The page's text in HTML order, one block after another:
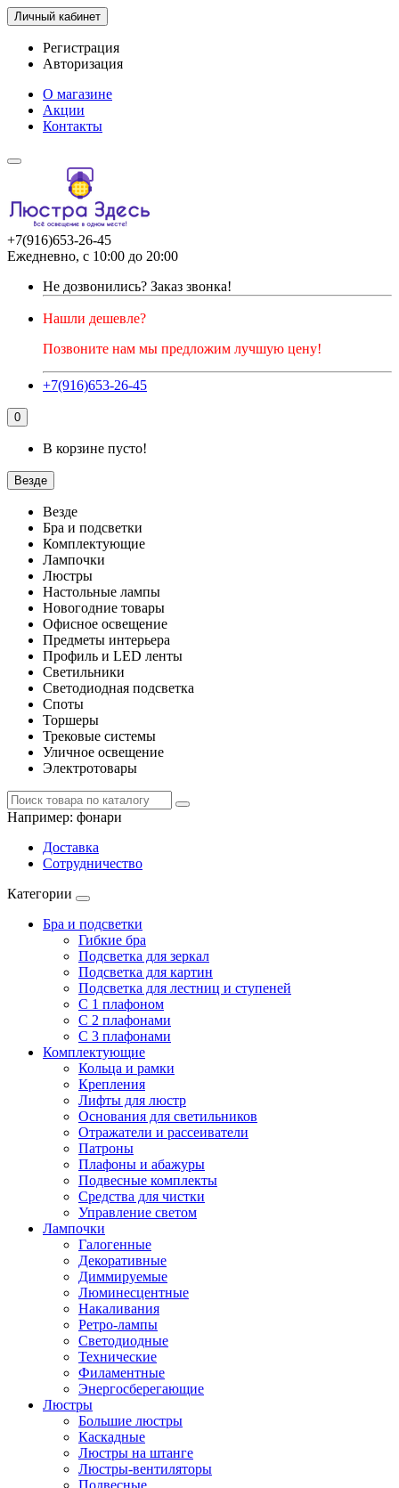
Личный кабинет
Регистрация
Авторизация
О магазине
Акции
Контакты
+7(916)653-26-45
Ежедневно, с 10:00 до 20:00
Не дозвонились? Заказ звонка!
Нашли дешевле?
Позвоните нам мы предложим лучшую цену!
+7(916)653-26-45
0
В корзине пусто!
Везде
Везде
Бра и подсветки
Комплектующие
Лампочки
Люстры
Настольные лампы
Новогодние товары
Офисное освещение
Предметы интерьера
Профиль и LED ленты
Светильники
Светодиодная подсветка
Споты
Торшеры
Трековые системы
Уличное освещение
Электротовары
Например: фонари
Доставка
Сотрудничество
Категории
Бра и подсветки
Гибкие бра
Подсветка для зеркал
Подсветка для картин
Подсветка для лестниц и ступеней
С 1 плафоном
С 2 плафонами
С 3 плафонами
Комплектующие
Кольца и рамки
Крепления
Лифты для люстр
Основания для светильников
Отражатели и рассеиватели
Патроны
Плафоны и абажуры
Подвесные комплекты
Средства для чистки
Управление светом
Лампочки
Галогенные
Декоративные
Диммируемые
Люминесцентные
Накаливания
Ретро-лампы
Светодиодные
Технические
Филаментные
Энергосберегающие
Люстры
Большие люстры
Каскадные
Люстры на штанге
Люстры-вентиляторы
Подвесные